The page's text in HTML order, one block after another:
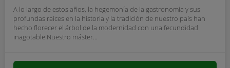
A lo largo de estos años, la hegemonía de la gastronomía y sus
profundas raíces en la historia y la tradición de nuestro país han
hecho florecer el árbol de la modernidad con una fecundidad
inagotable.Nuestro máster...